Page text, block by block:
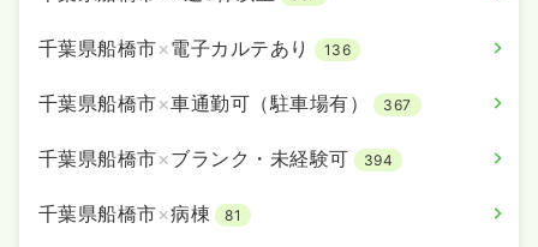
千葉県船橋市×電子カルテあり 136
千葉県船橋市×車通勤可（駐車場有） 367
千葉県船橋市×ブランク・未経験可 394
千葉県船橋市×病棟 81